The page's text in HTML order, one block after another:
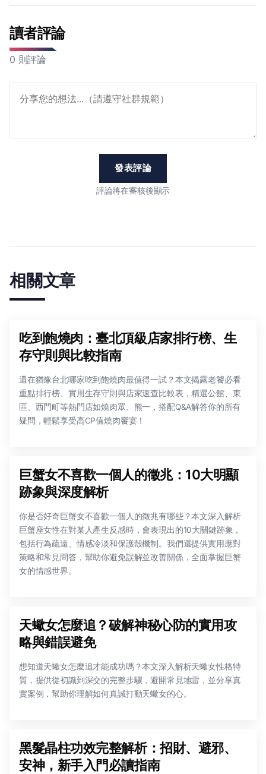
讀者評論
0 則評論
發表評論
評論將在審核後顯示
相關文章
吃到飽燒肉：臺北頂級店家排行榜、生
存守則與比較指南
還在猶豫台北哪家吃到飽燒肉最值得一試？本文揭露老饕必看
重點排行榜、實用生存守則與店家速查比較表，精選公館、東
區、西門町等熱門店如燒肉眾、熊一，搭配Q&A解答你的所有
疑問，輕鬆享受高CP值燒肉饗宴！
巨蟹女不喜歡一個人的徵兆：10大明顯
跡象與深度解析
你是否好奇巨蟹女不喜歡一個人的徵兆有哪些？本文深入解析
巨蟹座女性在對某人產生反感時，會表現出的10大關鍵跡象，
包括行為疏遠、情感冷淡和保護殼機制。我們還提供實用應對
策略和常見問答，幫助你避免誤解並改善關係，全面掌握巨蟹
女的情感世界。
天蠍女怎麼追？破解神秘心防的實用攻
略與錯誤避免
想知道天蠍女怎麼追才能成功嗎？本文深入解析天蠍女性格特
質，提供從初識到深交的完整步驟，避開常見地雷，並分享真
實案例，幫助你理解如何真誠打動天蠍女的心。
黑髮晶柱功效完整解析：招財、避邪、
安神，新手入門必讀指南